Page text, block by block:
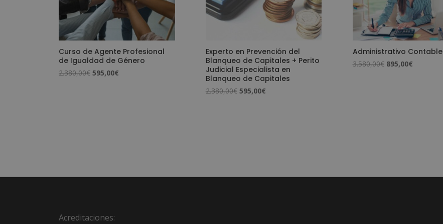
Curso de Agente Profesional
de Igualdad de Género
2.380,00€ El
595,00€
Experto en Prevención del
Blanqueo de Capitales + Perito
Judicial Especialista en
Blanqueo de Capitales
2.380,00€ El
595,00€El
Administrativo Contable
3.580,00€ El
895,00€El
Acreditaciones: